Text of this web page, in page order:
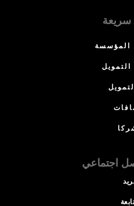
سريعة
المؤسسة
التمويل
اجتماعي